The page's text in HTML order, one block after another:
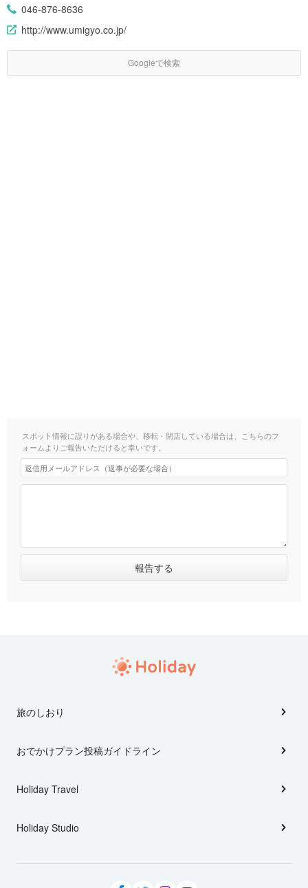
046-876-8636
http://www.umigyo.co.jp/
Googleで検索
スポット情報に誤りがある場合や、移転・閉店している場合は、こちらのフ
ォームよりご報告いただけると幸いです。
旅のしおり
おでかけプラン投稿ガイドライン
Holiday Travel
Holiday Studio